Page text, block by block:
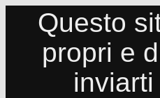
Questo
propri e